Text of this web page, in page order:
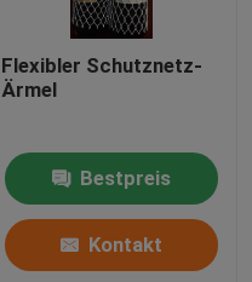
Flexibler Schutznetz-
Ärmel
Bestpreis
Kontakt